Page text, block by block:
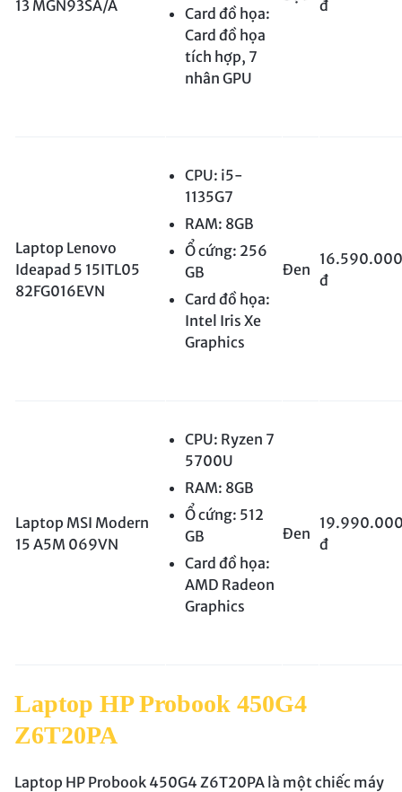
13 MGN93SA/A
Card đồ họa:
Card đồ họa
tích hợp, 7
nhân GPU
đ
Laptop Lenovo
Ideapad 5 15ITL05
82FG016EVN
CPU: i5-
1135G7
RAM: 8GB
Ổ cứng: 256
GB
Card đồ họa:
Intel Iris Xe
Graphics
Đen
16.590.000
đ
Laptop MSI Modern
15 A5M 069VN
CPU: Ryzen 7
5700U
RAM: 8GB
Ổ cứng: 512
GB
Card đồ họa:
AMD Radeon
Graphics
Đen
đ
Laptop HP Probook 450G4
Z6T20PA
Laptop HP Probook 450G4 Z6T20PA là một chiếc máy